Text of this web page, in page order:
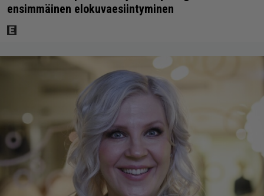
ensimmäinen elokuvaesiintyminen